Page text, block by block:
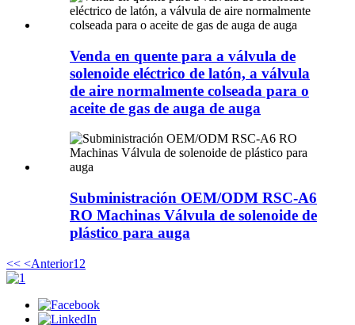
Venda en quente para a válvula de
solenoide eléctrico de latón, a válvula
de aire normalmente colseada para o
aceite de gas de auga de auga
Subministración OEM/ODM RSC-A6
RO Machinas Válvula de solenoide de
plástico para auga
<< <Anterior1 2